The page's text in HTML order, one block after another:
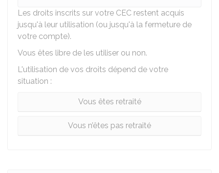
Les droits inscrits sur votre CEC restent acquis
jusqu'à leur utilisation (ou jusqu'à la fermeture de
votre compte).
Vous êtes libre de les utiliser ou non.
L'utilisation de vos droits dépend de votre
situation :
Vous êtes retraité
Vous n’êtes pas retraité